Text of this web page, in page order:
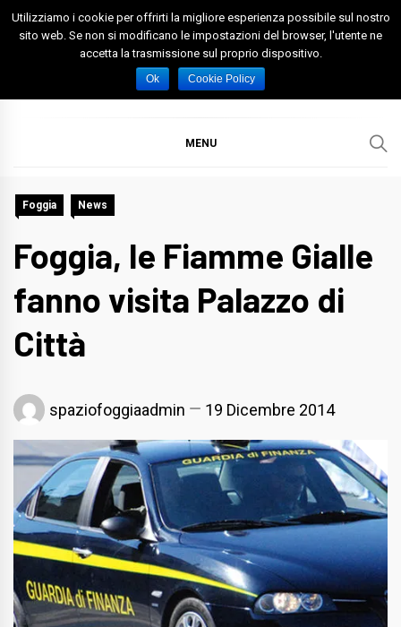
Skip
Spazio Foggia
Foggia News Calcio Eventi e Attività nella Capitanata
MENU
Foggia News
Foggia, le Fiamme Gialle
fanno visita Palazzo di
Città
spaziofoggiaadmin 19 Dicembre 2014
Utilizziamo i cookie per offrirti la migliore esperienza possibile sul nostro
sito web. Se non si modificano le impostazioni del browser, l'utente ne
accetta la trasmissione sul proprio dispositivo.
Ok Cookie Policy